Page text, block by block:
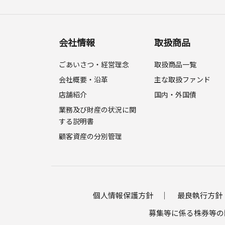
会社情報
ごあいさつ・経営理念
会社概要・沿革
店舗紹介
業務及び財産の状況に関
する説明書
顧客資産の分別管理
取扱商品
取扱商品一覧
主な取扱ファンド
国内・外国債
個人情報保護方針 最良執行方針
募集等に係る株券等